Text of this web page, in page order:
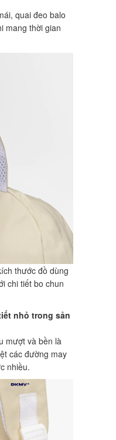
quai đeo balo
mang thời gian
thước đồ dùng
chi tiết bo chun
nhỏ trong sản
mượt và bền là
các đường may
nhiều.